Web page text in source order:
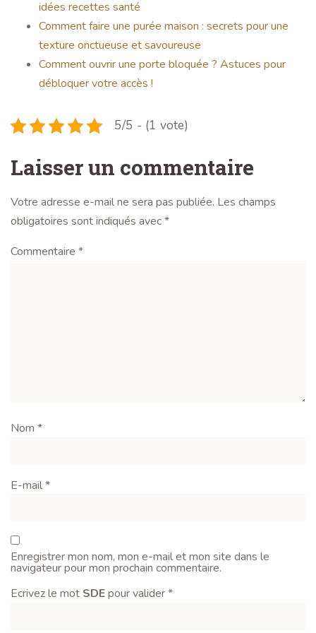
idées recettes santé
Comment faire une purée maison : secrets pour une
texture onctueuse et savoureuse
Comment ouvrir une porte bloquée ? Astuces pour
débloquer votre accès !
5/5 - (1 vote)
Laisser un commentaire
Votre adresse e-mail ne sera pas publiée. Les champs
obligatoires sont indiqués avec*
Commentaire *
Nom *
E-mail*
Enregistrer mon nom, mon e-mail et mon site dans le
navigateur pour mon prochain commentaire.
Ecrivez le mot SDEpour valider*